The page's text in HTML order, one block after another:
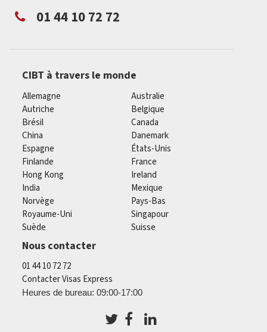
01 44 10 72 72
CIBT à travers le monde
Allemagne
Australie
Autriche
Belgique
Brésil
Canada
China
Danemark
Espagne
États-Unis
Finlande
France
Hong Kong
Ireland
India
Mexique
Norvège
Pays-Bas
Royaume-Uni
Singapour
Suède
Suisse
Nous contacter
01 44 10 72 72
Contacter Visas Express
Heures de bureau: 09:00-17:00